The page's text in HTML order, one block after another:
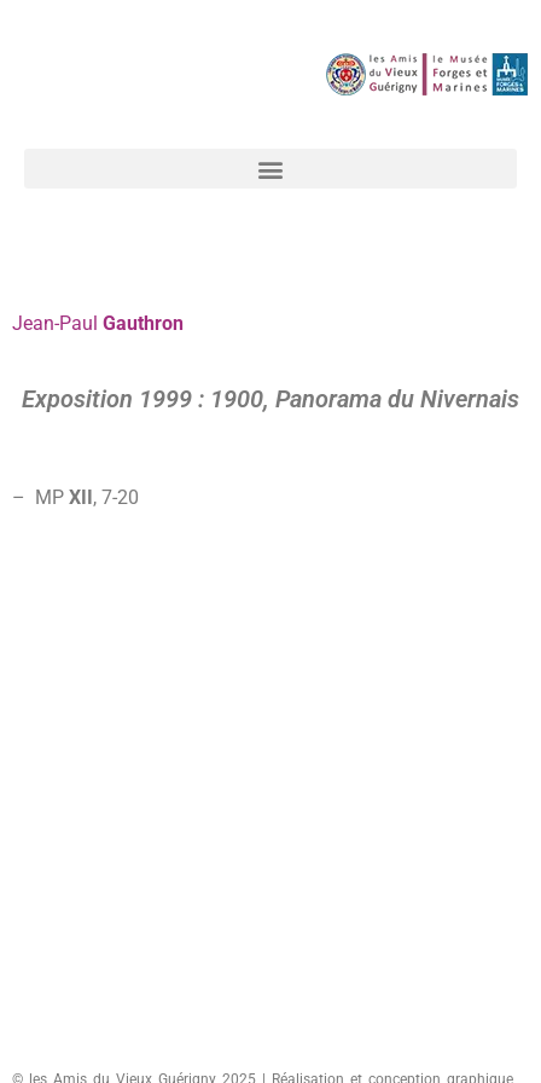
Jean-Paul Gauthron
Exposition 1999 : 1900, Panorama du Nivernais
– MP XII, 7-20
© les Amis du Vieux Guérigny 2025 | Réalisation et conception graphique